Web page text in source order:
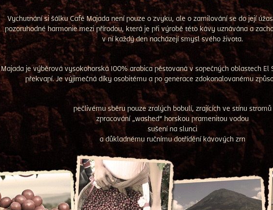
Vychutnání si šálku Café Majada není pouze o zvyku, ale o zamilování se do její
pozoruhodné harmonie mezi přírodou, která je při výrobě této kávy uznávána a
v ní každý den nacházejí smysl svého života.
Majada je výběrová vysokohorská 100% arabica pěstovaná v sopečných oblastech El
překvapí. Je výjimečná díky osobitému a po generace zdokonalovanému
pečlivému sběru pouze zralých bobulí, zrajících ve stínu stromů
zpracování „washed“ horskou pramenitou vodou
sušení na slunci
a důkladnému ručnímu dotřídění kávových zrn